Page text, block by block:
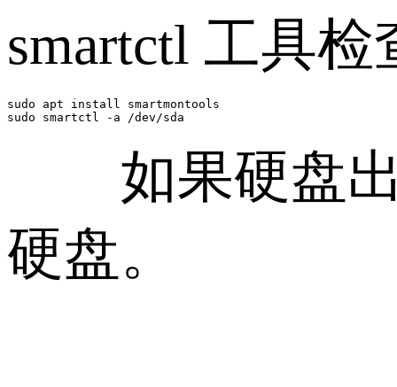
smartctl 工具
sudo apt install smartmontools
sudo smartctl -a /dev/sda
如果硬盘出
硬盘。